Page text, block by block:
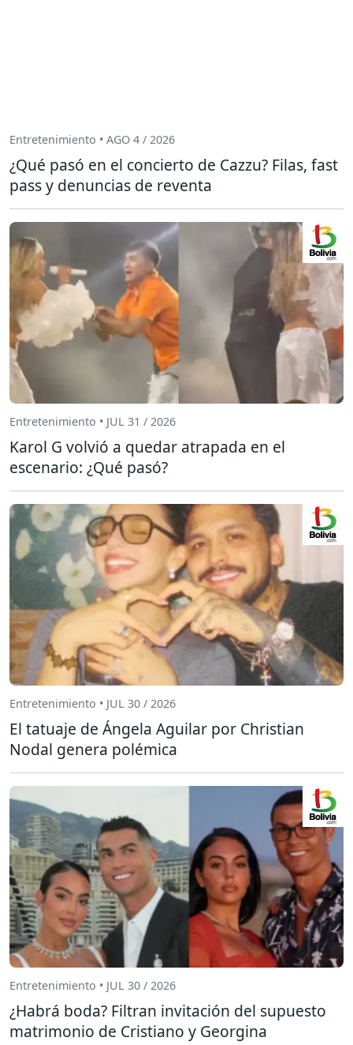
Entretenimiento • AGO 4 / 2026
¿Qué pasó en el concierto de Cazzu? Filas, fast
pass y denuncias de reventa
Entretenimiento • JUL 31 / 2026
Karol G volvió a quedar atrapada en el
escenario: ¿Qué pasó?
Entretenimiento • JUL 30 / 2026
El tatuaje de Ángela Aguilar por Christian
Nodal genera polémica
Entretenimiento • JUL 30 / 2026
¿Habrá boda? Filtran invitación del supuesto
matrimonio de Cristiano y Georgina